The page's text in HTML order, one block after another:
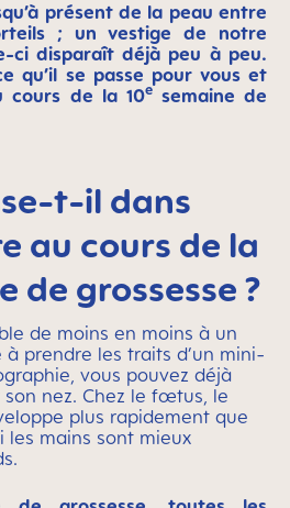
présent de la peau entre
; un vestige de notre
ci disparaît déjà peu à peu.
qu’il se passe pour vous et
cours de la 10esemaine de
t-il dans
au cours de la
de grossesse ?
de moins en moins à un
prendre les traits d’un mini-
vous pouvez déjà
nez. Chez le fœtus, le
plus rapidement que
les mains sont mieux